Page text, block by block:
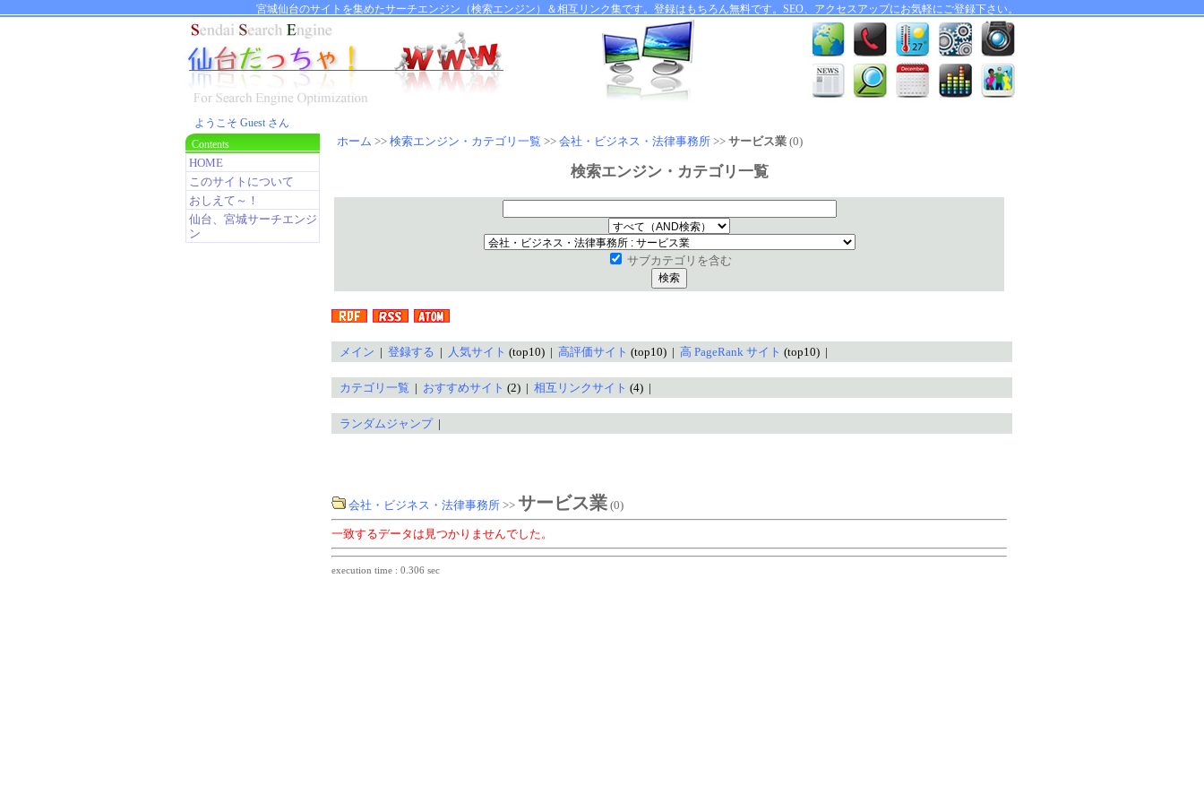
宮城仙台のサイトを集めたサーチエンジン（検索エンジン）＆相互リンク集です。登録はもちろん無料です。SEO、アクセスアップにお気軽にご登録下さい。
ようこそ Guest さん
Contents
HOME
このサイトについて
おしえて～！
仙台、宮城サーチエンジ
ン
ホーム >> 検索エンジン・カテゴリ一覧 >> 会社・ビジネス・法律事務所 >> サービス業 (0)
検索エンジン・カテゴリ一覧
サブカテゴリを含む
メイン | 登録する | 人気サイト (top10) | 高評価サイト (top10) | 高 PageRank サイト (top10) |
カテゴリ一覧 | おすすめサイト (2) | 相互リンクサイト (4) |
ランダムジャンプ|
会社・ビジネス・法律事務所 >> サービス業 (0)
一致するデータは見つかりませんでした。
execution time : 0.306 sec